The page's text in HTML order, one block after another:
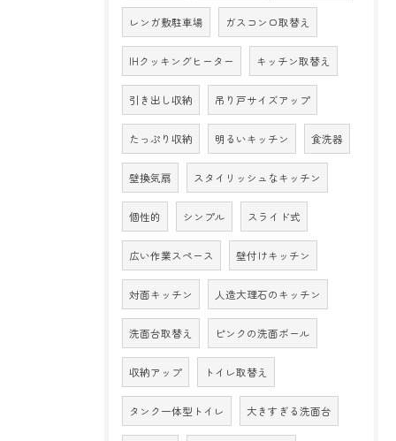
レンガ敷駐車場 ガスコンロ取替え
IHクッキングヒーター キッチン取替え
引き出し収納 吊り戸サイズアップ
たっぷり収納 明るいキッチン 食洗器
壁換気扇 スタイリッシュなキッチン
個性的 シンプル スライド式
広い作業スペース 壁付けキッチン
対面キッチン 人造大理石のキッチン
洗面台取替え ピンクの洗面ボール
収納アップ トイレ取替え
タンク一体型トイレ 大きすぎる洗面台